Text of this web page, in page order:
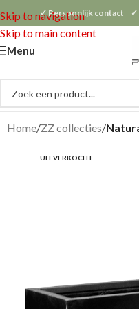
Skip to navigation
Skip to main content
✓ Persoonlijk contact ✓
Menu
Home ZZ collecties
UITVERKOCHT